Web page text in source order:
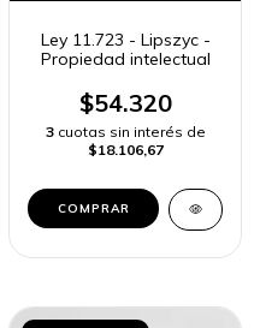
Ley 11.723 - Lipszyc -
Propiedad intelectual
$54.320
3 cuotas sin interés de
$18.106,67
COMPRAR